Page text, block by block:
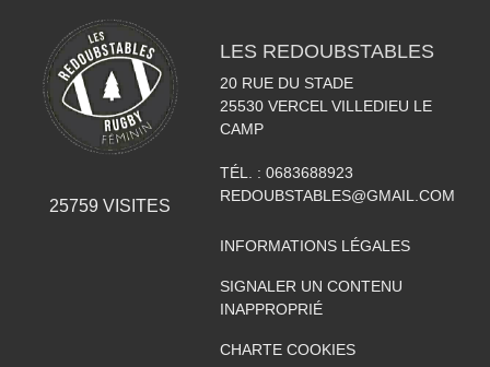
25759 VISITES
LES REDOUBSTABLES
20 RUE DU STADE
25530 VERCEL VILLEDIEU LE
CAMP
TÉL. : 0683688923
REDOUBSTABLES@GMAIL.COM
INFORMATIONS LÉGALES
SIGNALER UN CONTENU
INAPPROPRIÉ
CHARTE COOKIES